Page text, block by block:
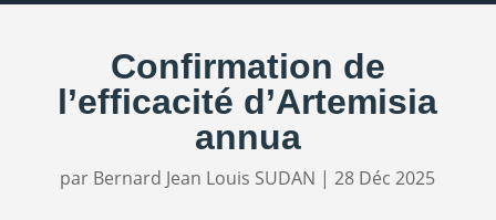
Confirmation de
l’efficacité d’Artemisia
annua
par Bernard Jean Louis SUDAN |28 Déc 2025